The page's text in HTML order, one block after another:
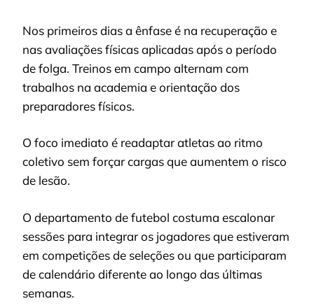
Nos primeiros dias a ênfase é na recuperação e
nas avaliações físicas aplicadas após o período
de folga. Treinos em campo alternam com
trabalhos na academia e orientação dos
preparadores físicos.
O foco imediato é readaptar atletas ao ritmo
coletivo sem forçar cargas que aumentem o risco
de lesão.
O departamento de futebol costuma escalonar
sessões para integrar os jogadores que estiveram
em competições de seleções ou que participaram
de calendário diferente ao longo das últimas
semanas.